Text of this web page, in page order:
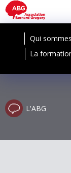
Qui
La
L'ABG